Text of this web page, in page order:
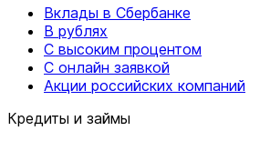
Вклады в Сбербанке
В рублях
С высоким процентом
С онлайн заявкой
Акции российских компаний
Кредиты и займы